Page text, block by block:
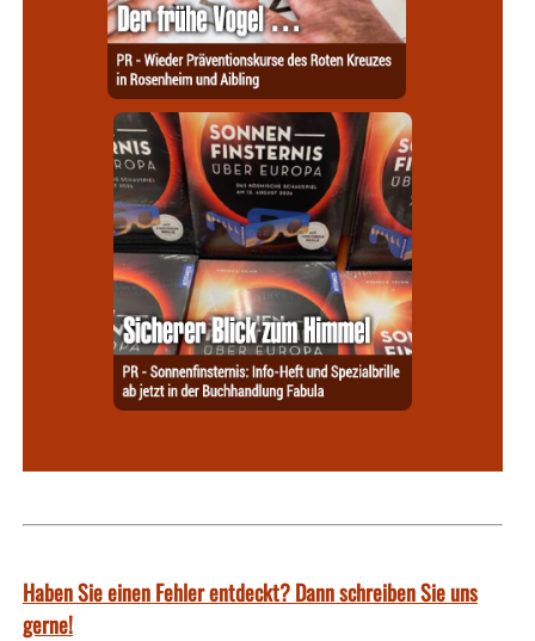
Haben Sie einen Fehler entdeckt? Dann schreiben Sie uns
gerne!